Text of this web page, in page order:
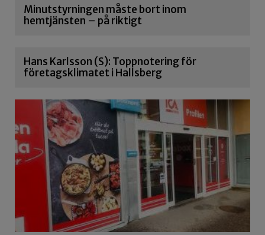
Minutstyrningen måste bort inom
hemtjänsten – på riktigt
Hans Karlsson (S): Toppnotering för
företagsklimatet i Hallsberg